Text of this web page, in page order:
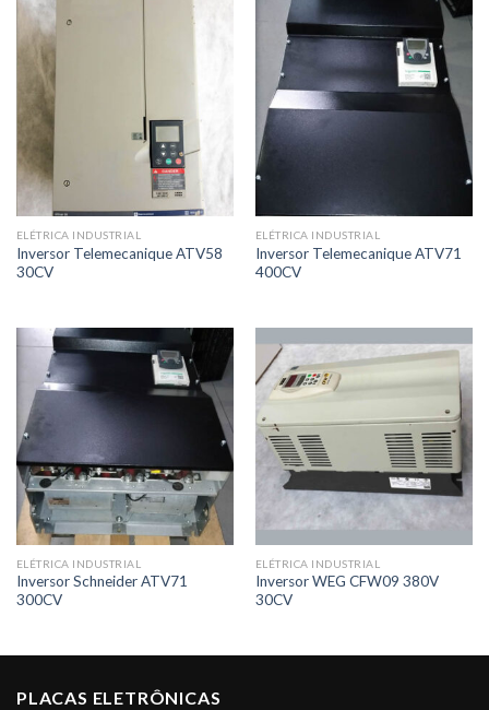
ELÉTRICA INDUSTRIAL
Inversor Telemecanique ATV58
30CV
ELÉTRICA INDUSTRIAL
Inversor Telemecanique ATV71
400CV
ELÉTRICA INDUSTRIAL
Inversor Schneider ATV71
300CV
ELÉTRICA INDUSTRIAL
Inversor WEG CFW09 380V
30CV
PLACAS ELETRÔNICAS